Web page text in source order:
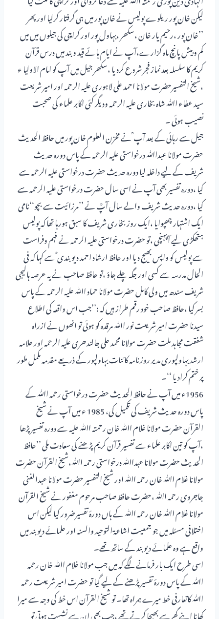
لیکن خان پور ریلوے پولیس نے خان پور میں ہی گرفتار کرلیا اور پھر
’’خان پور ،رحیم یار خان ،سکھر ،بہاول پور اور کراچی کی جیلوں میں میں
کم وبیش پانچ ماہ گزارے،آپ نے ایام ہائے قید وبند میں درس قرآن
کریم کا سلسلہ بعد نماز فجر شروع کردیا ،سکھر جیل میں آپ کو امام الاولیا ء
،شیخ التفسیرحضرت مولانا احمد علی لاہوری علیہ الرحمہ اور امیر شریعت
سید عطاء اﷲ شاہ بخاری علیہ الرحمہ ودیگر کئی اکابر علماء کی صحبت
نصیب ہوئی ۔
جیل سے رہائی کے بعد آپ ؒ نے مخزن العلوم خان پور میں حافظ الحدیث
حضرت مولانا عبداﷲ درخواستی علیہ الرحمہ کے پاس دورہ حدیث
شریف کے لیے داخلہ لیا دورہ حدیث حضرت درخواستی علیہ الرحمہ سے
کیا ،دورہ تفسیر بھی آپ نے اسی سال حضرت درخواستی علیہ الرحمہ سے
کیا ،دورہ حدیث شریف والے سال آپؒ نے ’’مرزائیت سے بچو‘‘نامی
ایک اشتہار چھپوایا ،ایک روز بخاری شریف کا سبق ہورہا تھا کہ پولیس
ہتھکڑی لیے آپہنچی ،تو حضرت درخواستی علیہ الرحمہ نے فہم وفراست
سے پولیس کو واپس بھیج دیا اور حافظ ارشاد احمد دیوبندی ؒ سے کہا کہ فی
الحال مدرسہ سے کسی اور جگہ چلے جاؤ ،تو حافظ صاحب نے یہ عرصہ ہالیجی
شریف سندھ میں ولی کامل حضرت مولانا حماد اﷲ علیہ الرحمہ کے پاس
بسر کیا ،حافظ صاحب خود رقم طراز ہیں کہ :’’جب اس واقعہ کی اطلاع
سیدنا حضرت امیر شریعت نور اﷲ مرقدہ کو ہوئی تو انھوں نے ازراہ
شفقت مجاہد ملت حضرت مولانا محمد علی جالندھری علیہ الرحمہ اور علامہ
ارشد بہاولپوری مدیر روزنامہ کائنات بہاولپور کے ذریعے مقدمہ مکمل طور
پر ختم کرادیا ‘‘۔
1956ء میں آپ نے حافظ الحدیث حضرت درخواستی رحمہ اﷲ کے
پاس دورہ حدیث شریف کی تکمیل کی، 1985 ء میں آپ نے شیخ
القرآن حضرت مولانا غلام اﷲ خان رحمتہ اﷲ علیہ سے دورہ تفسیر پڑھا
،آپ کو تین اکابر علماء سے تفسیر قرآن کریم پڑھنے کی سعادت ملی ’’حافظ
الحدیث حضرت مولانا عبداﷲ درخواستی رحمہ اﷲ،شیخ القرآن حضرت
مولانا غلام اﷲ خان رحمہ اﷲ اور شیخ التفسیر حضرت مولانا عبدالغنی
جاجروی رحمہ اﷲ ،حضرت حافظ صاحب مرحوم مغفور نے شیخ القرآن
مولانا غلام اﷲ خان رحمہ اﷲ کے ہاں دورۂ تفسیرضرور کیا لیکن اس
اختلافی مسئلہ میں جو جمعیت اشاعۃ التوحید والسنہ اور علمائے دیوبند میں
واقع ہے وہ علمائے دیوبند کے ساتھ تھے۔
اسی طرح ایک بار فرمانے لگے کہ میں جب مولانا غلام اﷲ خان رحمہ
اﷲ کے پاس دورۂ تفسیر پڑھنے کے لیے گیا تو حضرت امیر شریعت رحمہ
اﷲ کاتعارفی خط میرے ہمراہ تھا۔ تو شیخ القرآن اس خط کی وجہ سے میرا
کھانا اپنے گھرسے بھیجا کرتے تھے ،جب بھی ان سے نشست ہوتی تو